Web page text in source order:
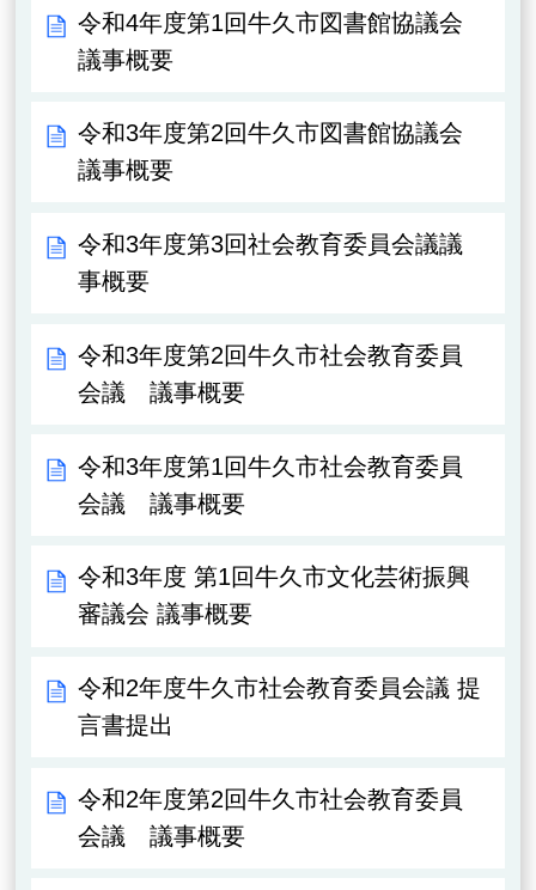
令和4年度第1回牛久市図書館協議会
議事概要
令和3年度第2回牛久市図書館協議会
議事概要
令和3年度第3回社会教育委員会議議
事概要
令和3年度第2回牛久市社会教育委員
会議 議事概要
令和3年度第1回牛久市社会教育委員
会議 議事概要
令和3年度 第1回牛久市文化芸術振興
審議会 議事概要
令和2年度牛久市社会教育委員会議 提
言書提出
令和2年度第2回牛久市社会教育委員
会議 議事概要